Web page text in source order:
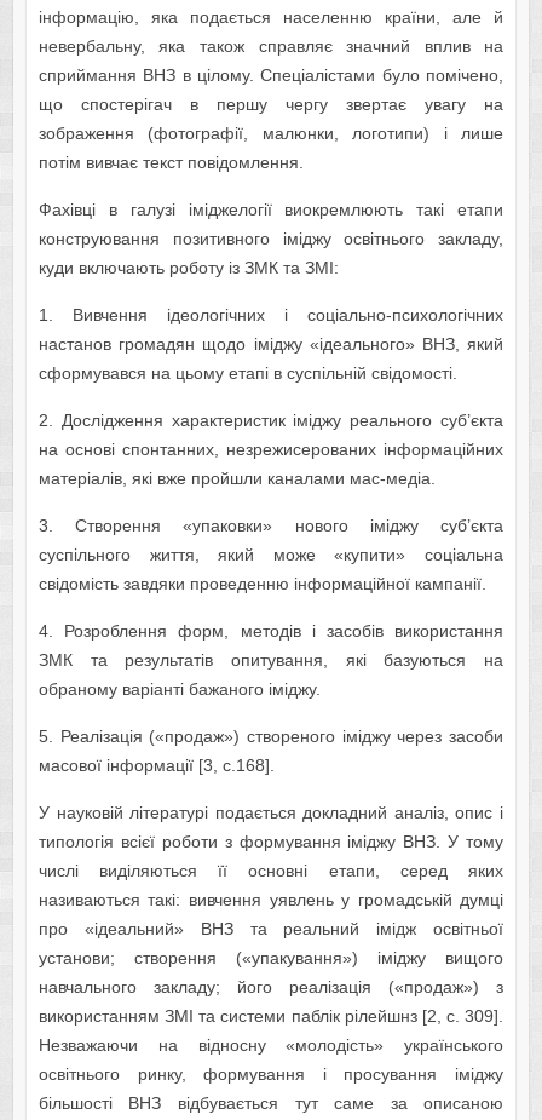
інформацію, яка подається населенню країни, але й
невербальну, яка також справляє значний вплив на
сприймання ВНЗ в цілому. Спеціалістами було помічено,
що спостерігач в першу чергу звертає увагу на
зображення (фотографії, малюнки, логотипи) і лише
потім вивчає текст повідомлення.
Фахівці в галузі іміджелогії виокремлюють такі етапи
конструювання позитивного іміджу освітнього закладу,
куди включають роботу із ЗМК та ЗМІ:
1. Вивчення ідеологічних і соціально-психологічних
настанов громадян щодо іміджу «ідеального» ВНЗ, який
сформувався на цьому етапі в суспільній свідомості.
2. Дослідження характеристик іміджу реального суб’єкта
на основі спонтанних, незрежисерованих інформаційних
матеріалів, які вже пройшли каналами мас-медіа.
3. Створення «упаковки» нового іміджу суб’єкта
суспільного життя, який може «купити» соціальна
свідомість завдяки проведенню інформаційної кампанії.
4. Розроблення форм, методів і засобів використання
ЗМК та результатів опитування, які базуються на
обраному варіанті бажаного іміджу.
5. Реалізація («продаж») створеного іміджу через засоби
масової інформації [3, с.168].
У науковій літературі подається докладний аналіз, опис і
типологія всієї роботи з формування іміджу ВНЗ. У тому
числі виділяються її основні етапи, серед яких
називаються такі: вивчення уявлень у громадській думці
про «ідеальний» ВНЗ та реальний імідж освітньої
установи; створення («упакування») іміджу вищого
навчального закладу; його реалізація («продаж») з
використанням ЗМІ та системи паблік рілейшнз [2, с. 309].
Незважаючи на відносну «молодість» українського
освітнього ринку, формування і просування іміджу
більшості ВНЗ відбувається тут саме за описаною